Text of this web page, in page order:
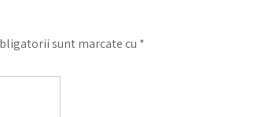
sunt marcate cu *